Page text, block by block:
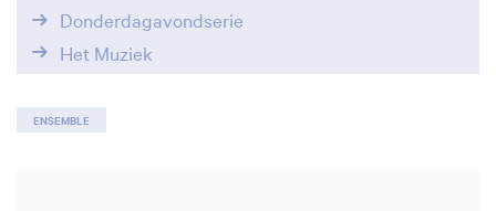
Donderdagavondserie
Het Muziek
ENSEMBLE